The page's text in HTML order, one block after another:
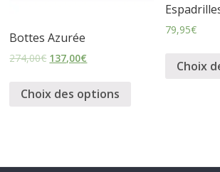
Bottes Azurée
274,00€ 137,00€
Choix des options
79,95€
Choix